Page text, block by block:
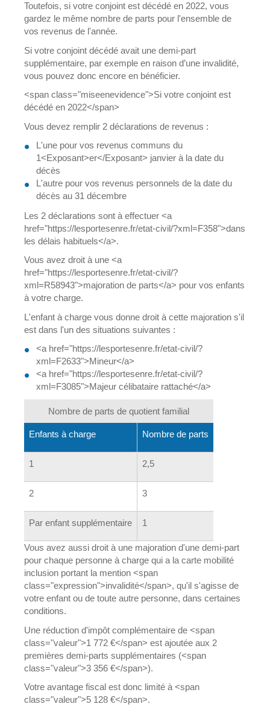
Toutefois, si votre conjoint est décédé en 2022, vous
gardez le même nombre de parts pour l'ensemble de
vos revenus de l'année.
Si votre conjoint décédé avait une demi-part
supplémentaire, par exemple en raison d’une invalidité,
vous pouvez donc encore en bénéficier.
<span class="miseenevidence">Si votre conjoint est
décédé en 2022</span>
Vous devez remplir 2 déclarations de revenus :
L'une pour vos revenus communs du
1<Exposant>er</Exposant> janvier à la date du
décès
L'autre pour vos revenus personnels de la date du
décès au 31 décembre
Les 2 déclarations sont à effectuer <a
href="https://lesportesenre.fr/etat-civil/?xml=F358">dans
les délais habituels</a>.
Vous avez droit à une <a
href="https://lesportesenre.fr/etat-civil/?
xml=R58943">majoration de parts</a> pour vos enfants
à votre charge.
L'enfant à charge vous donne droit à cette majoration s'il
est dans l'un des situations suivantes :
<a href="https://lesportesenre.fr/etat-civil/?
xml=F2633">Mineur</a>
<a href="https://lesportesenre.fr/etat-civil/?
xml=F3085">Majeur célibataire rattaché</a>
Nombre de parts de quotient familial
Enfants à charge Nombre de parts
1 2,5
2 3
Par enfant supplémentaire 1
Vous avez aussi droit à une majoration d'une demi-part
pour chaque personne à charge qui a la carte mobilité
inclusion portant la mention <span
class="expression">invalidité</span>, qu'il s'agisse de
votre enfant ou de toute autre personne, dans certaines
conditions.
Une réduction d'impôt complémentaire de <span
class="valeur">1 772 €</span> est ajoutée aux 2
premières demi-parts supplémentaires (<span
class="valeur">3 356 €</span>).
Votre avantage fiscal est donc limité à <span
class="valeur">5 128 €</span>.